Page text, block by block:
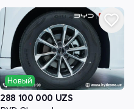
Новый
288 100 000 UZS